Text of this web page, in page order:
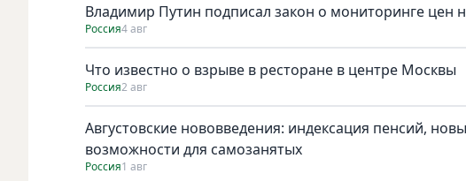
Владимир Путин подписал закон о мониторинге цен
Россия4 авг
Что известно о взрыве в ресторане в центре Москвы
Россия2 авг
Августовские нововведения: индексация пенсий,
возможности для самозанятых
Россия1 авг